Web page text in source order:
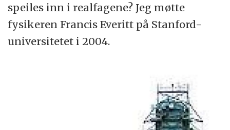
speiles inn i realfagene? Jeg møtte
fysikeren Francis Everitt på Stanford-
universitetet i 2004.